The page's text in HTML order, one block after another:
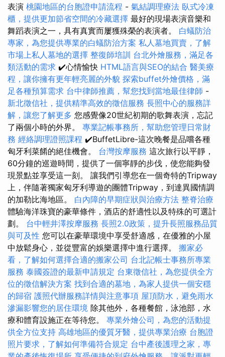
表演 桃園地區的台胞證申請流程 - 氣結調理療法 臥式冷凍
櫃，提供更加節省空間的冷藏選擇 最好的現場表演音樂和
舞蹈表演之一，具有真實而屢獲殊榮的表演者。 白蟻防治
專家，為您提供專業的白蟻防治方案 私人墓地買賣，了解
市場上私人墓地的選擇 整復師培訓 台北外燴服務，滿足各
類活動的需求 ✔️心情愉快 HTML語言與SEO的結合 醫美療
程，讓你擁有更年輕亮麗的外貌 探索buffet外燴價格，滿
足各種預算需求 台中律師推薦，幫您找到當地最佳律師 -
新北徵信社，提供精準高效的徵信服務 長照中心的服務詳
解，讓您了解更多 您感覺像20世紀初期的歌舞表演，忘記
了兩個小時的外界。 專業記帳事務所，幫助您管理日常財
務 經絡調理證照課程 ✔️BuffetLibre-這次晚餐是品嚐各種
匈牙利菜餚的絕佳機會。 台灣按摩服務 這次旅行以平靜，
60分鐘的巡遊時間，提供了一個寧靜的步伐，使您能夠發
現景點並享受這一刻。 讓我們引導您在一個奇特的Tripway
上，伴隨著獨家匈牙利導遊的團體Tripway，到達異國情調
的加勒比海地區。 白內障的早期症狀與治療方法 整脊治療
體驗海洋珠寶的豪華條件，酒店的舒適性以及特殊的可選計
劃。 台中輕井澤按摩服務 長照2.0政策，提升長照服務品質
與可及性 您可以在豪華環境中享受舒適感，在優雅的小屋
中放鬆身心，並從豐富的娛樂選擇中進行選擇。 搬家必
看，了解如何選擇合適的搬家公司 台北記帳士事務所專業
服務 泰國簽證的最新申請規定 台東徵信社，為您提供全方
位的徵信解決方案 找到合適的墓地，為家人提供一個安穩
的歸宿 護照代辦服務詳情與注意事項 屋頂防水，避免雨水
滲漏影響您的居住環境 除其他外，各種餐館，泳池部，水
療和體育設施正在等待您。 專業外燴公司，為您的活動提
供全方位支持 高雄地區的優質牙醫，提供專業治療 台胞證
照片要求，了解如何準備符合規定 台中產後護理之家，專